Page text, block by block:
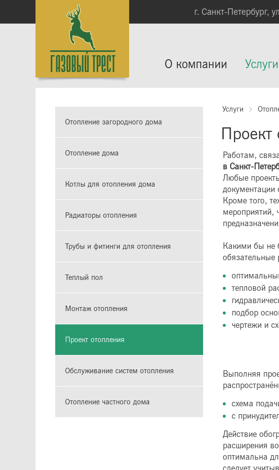
г. Санкт-Петербург,
О компании Услуги
Отопление загородного дома
Отопление дома
Котлы для отопления дома
Радиаторы отопления
Трубы и фитинги для отопления
Теплый пол
Монтаж отопления
Проект отопления
Обслуживание систем отопления
Отопление частного дома
Услуги
Проект
Работам,
в Санкт-
Любые
документации
Кроме того,
мероприятий,
Какими бы не
обязательные
тепловой
подбор
чертежи и
Выполняя
схема
с
Действие
расширения
оптимальна